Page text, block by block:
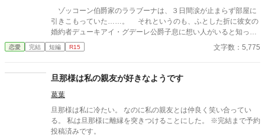
できやしない。 もちろん人前でだけで、裏ではひどいものだけ
ど。 そんな中、第三王女殿下が、ティーノ様をお気に召したら
しいという噂が飛び込んできて、あきらめかけていた婚約破棄が
かなうかもしれないと、ニナは行動を起こすことにするのだが―
―。 全７話の短編です 完結確約です。
ゾッコーン伯爵家のララブーナは、３日間涙が止まらず部屋に
引きこもっていた……。 それというのも、ふとした折に彼女の
婚約者デューキアイ・グデーレ公爵子息に想い人がいると知って
しまったからだ。 ※内容はタイトル通りです、基本ヤベェ登場人
物しかいません。 ※他サイトにも、同作者ほぼ同タイトルで投稿
恋愛 完結 短編 R15 文字数：5,775
旦那様は私の親友が好きなようです
葛葉
旦那様は私に冷たい。 なのに私の親友とは仲良く笑い合ってい
る。 私は旦那様に離縁を突きつけることにした。 ※完結まで予約
投稿済みです。